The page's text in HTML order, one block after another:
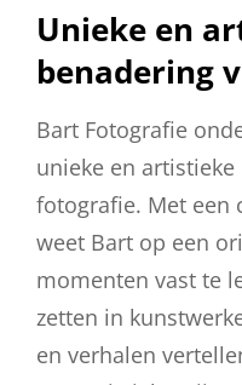
Unieke en
benadering
Bart Fotografie
unieke en
fotografie. Met een
weet Bart op een
momenten vast te
zetten in
en verhalen